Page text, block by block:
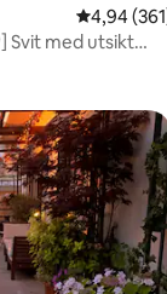
omdömen4,94 av 5
4,94
Svit med utsikt